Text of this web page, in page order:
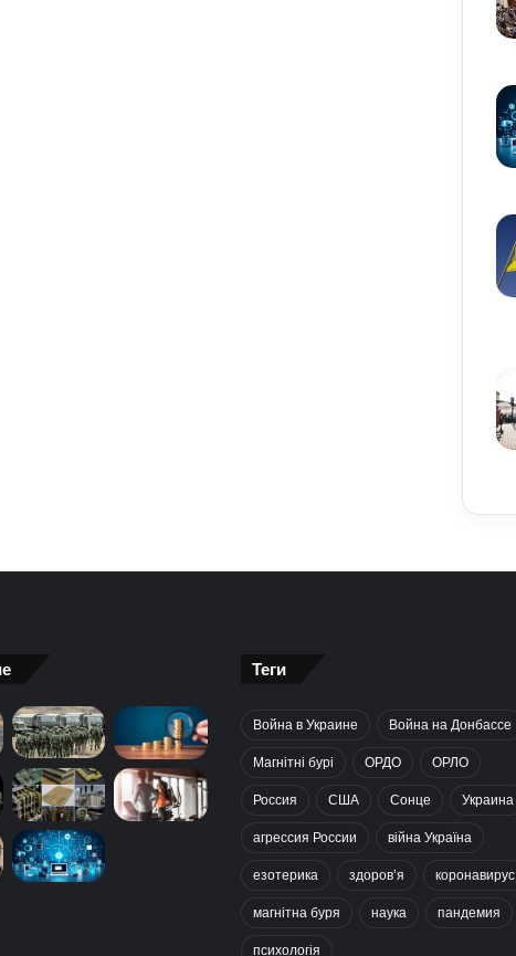
Теги
Война в Украине Война на Донбассе
Магнітні бурі ОРДО ОРЛО
Россия США Сонце Украина
агрессия России війна Україна
езотерика здоров’я коронавирус
магнітна буря наука пандемия
психологія